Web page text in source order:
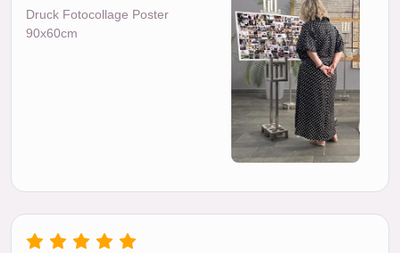
Druck Fotocollage Poster
90x60cm